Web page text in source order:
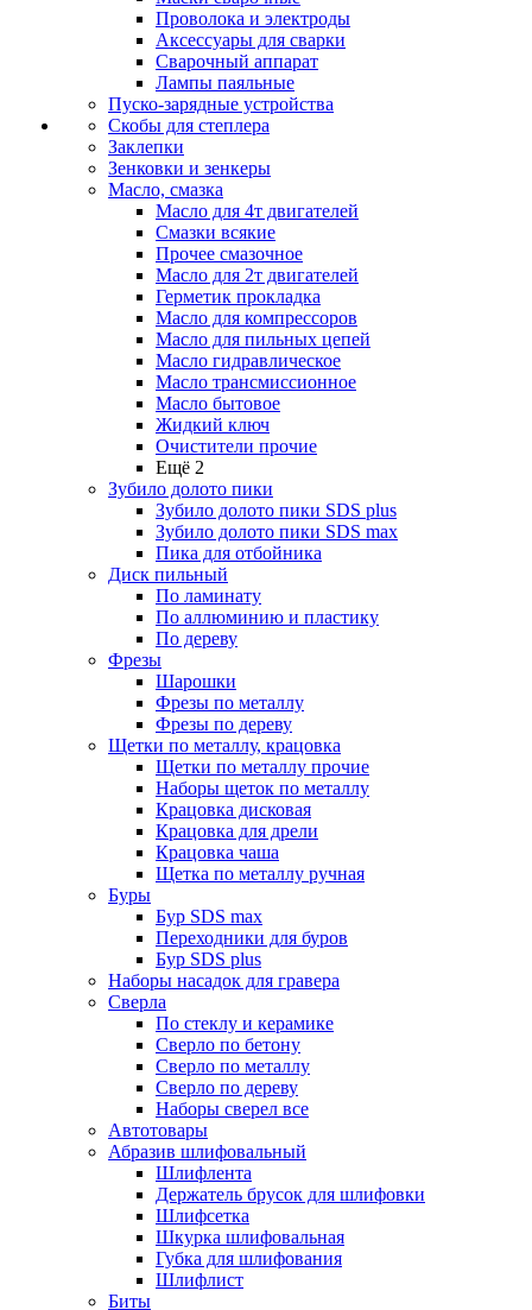
Проволока и электроды
Аксессуары для сварки
Сварочный аппарат
Лампы паяльные
Пуско-зарядные устройства
Скобы для степлера
Заклепки
Зенковки и зенкеры
Масло, смазка
Масло для 4т двигателей
Смазки всякие
Прочее смазочное
Масло для 2т двигателей
Герметик прокладка
Масло для компрессоров
Масло для пильных цепей
Масло гидравлическое
Масло трансмиссионное
Масло бытовое
Жидкий ключ
Очистители прочие
Ещё 2
Зубило долото пики
Зубило долото пики SDS plus
Зубило долото пики SDS max
Пика для отбойника
Диск пильный
По ламинату
По аллюминию и пластику
По дереву
Фрезы
Шарошки
Фрезы по металлу
Фрезы по дереву
Щетки по металлу, крацовка
Щетки по металлу прочие
Наборы щеток по металлу
Крацовка дисковая
Крацовка для дрели
Крацовка чаша
Щетка по металлу ручная
Буры
Бур SDS max
Переходники для буров
Бур SDS plus
Наборы насадок для гравера
Сверла
По стеклу и керамике
Сверло по бетону
Сверло по металлу
Сверло по дереву
Наборы сверел все
Автотовары
Абразив шлифовальный
Шлифлента
Держатель брусок для шлифовки
Шлифсетка
Шкурка шлифовальная
Губка для шлифования
Шлифлист
Биты